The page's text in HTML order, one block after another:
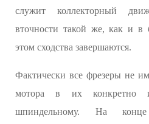
служит коллекторный
вточности такой же, как и в
этом сходства завершаются.
Фактически все фрезеры не
мотора в их конкретно
шпиндельному. На